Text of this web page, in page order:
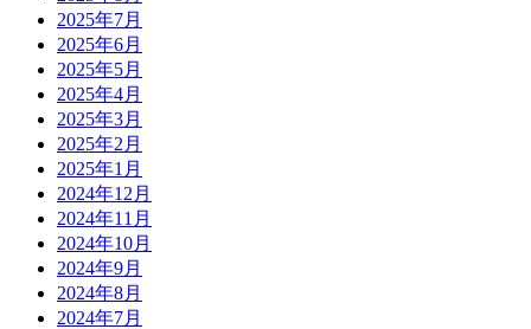
2025年7月
2025年6月
2025年5月
2025年4月
2025年3月
2025年2月
2025年1月
2024年12月
2024年11月
2024年10月
2024年9月
2024年8月
2024年7月